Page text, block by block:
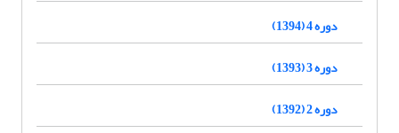
دوره 4 (1394)
دوره 3 (1393)
دوره 2 (1392)